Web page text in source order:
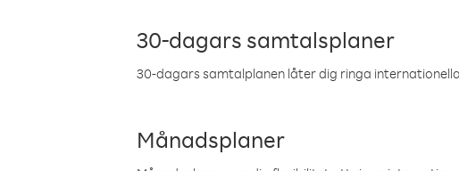
30-dagars samtalsplaner
30-dagars samtalplanen låter dig ringa
Månadsplaner